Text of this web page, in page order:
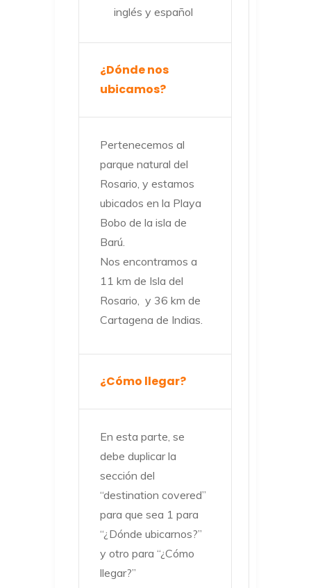
inglés y español
¿Dónde nos
ubicamos?
Pertenecemos al
parque natural del
Rosario, y estamos
ubicados en la Playa
Bobo de la isla de
Barú.
Nos encontramos a
11 km de Isla del
Rosario, y 36 km de
Cartagena de Indias.
¿Cómo llegar?
En esta parte, se
debe duplicar la
sección del
“destination covered”
para que sea 1 para
“¿Dónde ubicarnos?”
y otro para “¿Cómo
llegar?”